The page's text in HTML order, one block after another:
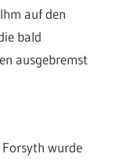
auf den
bald
ausgebremst
wurde